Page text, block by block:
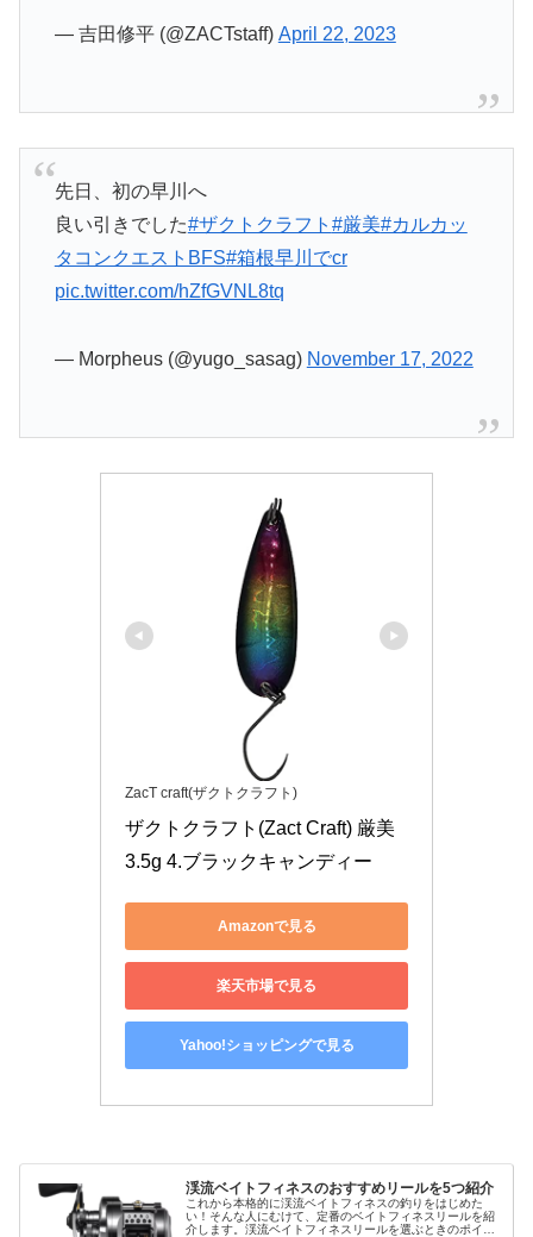
— 吉田修平 (@ZACTstaff) April 22, 2023
先日、初の早川へ
良い引きでした#ザクトクラフト #厳美#カルカッ
タコンクエストBFS#箱根早川でcr
pic.twitter.com/hZfGVNL8tq
— Morpheus (@yugo_sasag) November 17, 2022
ZacT craft(ザクトクラフト)
ザクトクラフト(Zact Craft) 厳美
3.5g 4.ブラックキャンディー
Amazonで見る
楽天市場で見る
Yahoo!ショッピングで見る
渓流ベイトフィネスのおすすめリールを5つ紹介
これから本格的に渓流ベイトフィネスの釣りをはじめた
い！そんな人にむけて、定番のベイトフィネスリールを紹
介します。渓流ベイトフィネスリールを選ぶときのポイン